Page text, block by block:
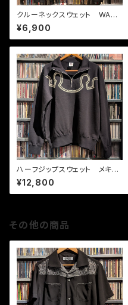
クルーネックスウェット WATC
H YOUR STEP ブラック
¥6,900
ハーフジップスウェット メキシ
カン BK / クリーム
¥12,800
その他の商品